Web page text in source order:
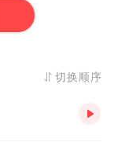
，红透半边天！
切换顺序